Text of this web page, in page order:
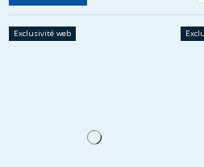
Exclusivité web